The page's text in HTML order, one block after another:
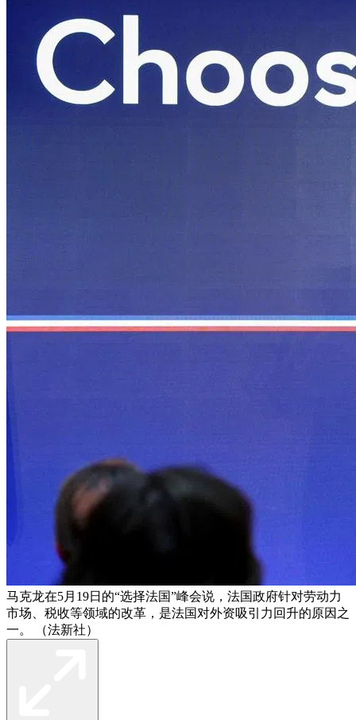
马克龙在5月19日的“选择法国”峰会说，法国政府针对劳动力
市场、税收等领域的改革，是法国对外资吸引力回升的原因之
一。 （法新社）